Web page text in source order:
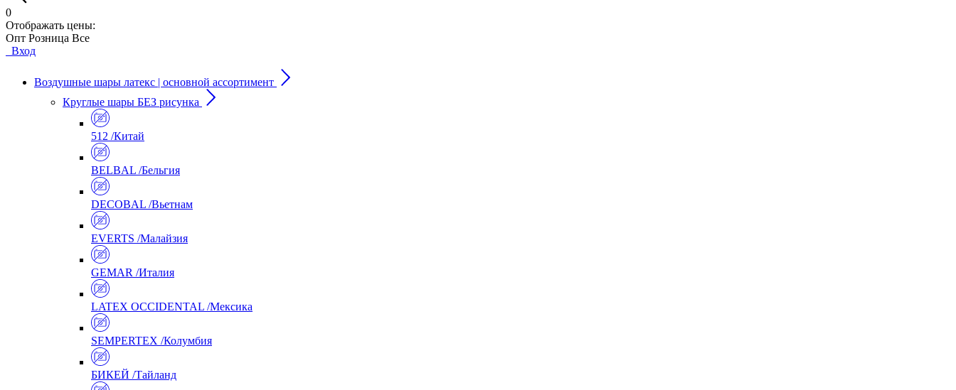
0
Отображать цены:
Опт Розница Все
Вход
Воздушные шары латекс | основной ассортимент
Круглые шары БЕЗ рисунка
512 /Китай
BELBAL /Бельгия
DECOBAL /Вьетнам
EVERTS /Малайзия
GEMAR /Италия
LATEX OCCIDENTAL /Мексика
SEMPERTEX /Колумбия
БИКЕЙ /Тайланд